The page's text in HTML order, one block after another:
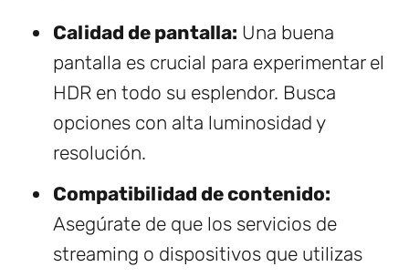
Calidad de pantalla: Una buena
pantalla es crucial para experimentar el
HDR en todo su esplendor. Busca
opciones con alta luminosidad y
resolución.
Compatibilidad de contenido:
Asegúrate de que los servicios de
streaming o dispositivos que utilizas